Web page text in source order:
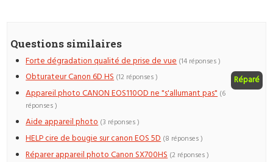
Questions similaires
Forte dégradation qualité de prise de vue (14 réponses )
Obturateur Canon 6D HS Réparé
(12 réponses )
Appareil photo CANON EOS110OD ne "s'allumant pas" (6
réponses )
Aide appareil photo (3 réponses )
HELP cire de bougie sur canon EOS 5D (8 réponses )
Réparer appareil photo Canon SX700HS (2 réponses )